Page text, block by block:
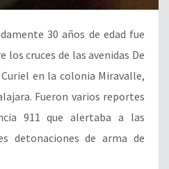
30 años de edad fue
los cruces de las avenidas De
en la colonia Miravalle,
Fueron varios reportes
911 que alertaba a las
detonaciones de arma de